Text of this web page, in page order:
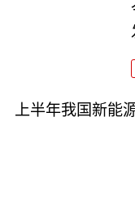
上半年我国新能